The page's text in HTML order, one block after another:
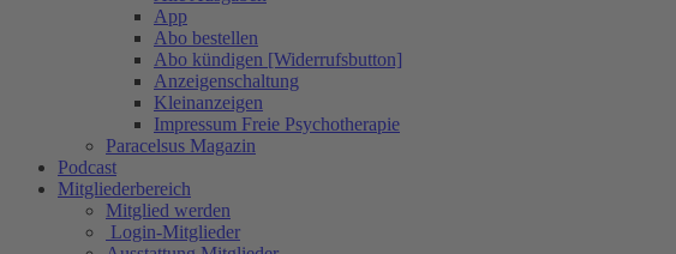
App
Abo bestellen
Abo kündigen [Widerrufsbutton]
Anzeigenschaltung
Kleinanzeigen
Impressum Freie Psychotherapie
Paracelsus Magazin
Podcast
Mitgliederbereich
Mitglied werden
Login-Mitglieder